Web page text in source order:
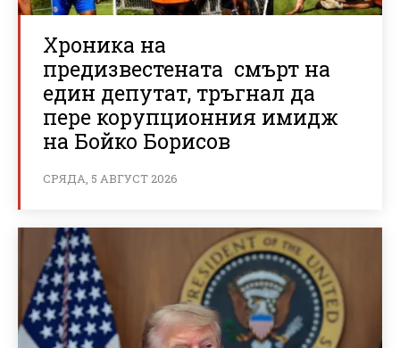
Хроника на
предизвестената смърт на
един депутат, тръгнал да
пере корупционния имидж
на Бойко Борисов
СРЯДА, 5 АВГУСТ 2026